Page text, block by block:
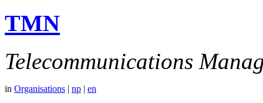
TMN
Telecommunications
in Organisations | np | en